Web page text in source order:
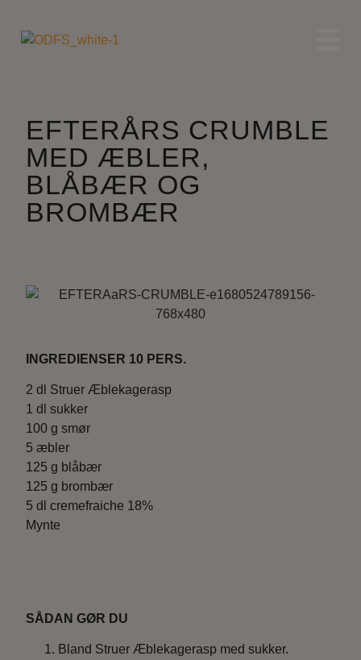
EFTERÅRS CRUMBLE
MED ÆBLER,
BLÅBÆR OG
BROMBÆR
INGREDIENSER 10 PERS.
2 dl Struer Æblekagerasp
1 dl sukker
100 g smør
5 æbler
125 g blåbær
125 g brombær
5 dl cremefraiche 18%
Mynte
SÅDAN GØR DU
Bland Struer Æblekagerasp med sukker.